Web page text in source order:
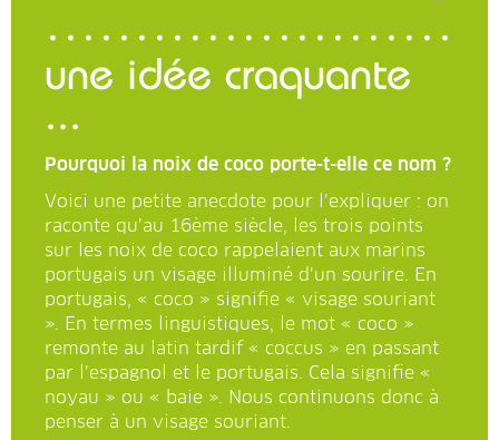
une idée craquante
...
Pourquoi la noix de coco porte-t-elle ce nom ?
Voici une petite anecdote pour l’expliquer : on
raconte qu’au 16ème siècle, les trois points
sur les noix de coco rappelaient aux marins
portugais un visage illuminé d’un sourire. En
portugais, « coco » signifie « visage souriant
». En termes linguistiques, le mot « coco »
remonte au latin tardif « coccus » en passant
par l’espagnol et le portugais. Cela signifie «
noyau » ou « baie ». Nous continuons donc à
penser à un visage souriant.